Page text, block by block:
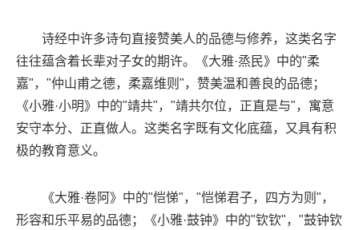
诗经中许多诗句直接赞美人的品德与修养，这类名字
往往蕴含着长辈对子女的期许。《大雅·烝民》中的"柔
嘉"，"仲山甫之德，柔嘉维则"，赞美温和善良的品德；
《小雅·小明》中的"靖共"，"靖共尔位，正直是与"，寓意
安守本分、正直做人。这类名字既有文化底蕴，又具有积
极的教育意义。
《大雅·卷阿》中的"恺悌"，"恺悌君子，四方为则"，
形容和乐平易的品德；《小雅·鼓钟》中的"钦钦"，"鼓钟钦